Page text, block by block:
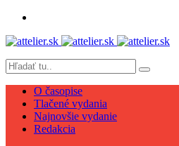
O časopise
Tlačené vydania
Najnovšie vydanie
Redakcia